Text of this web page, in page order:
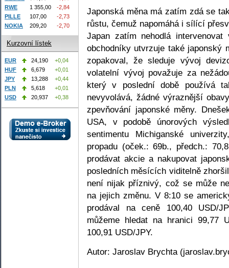
Japonská měna má zatím zdá se
růstu, čemuž napomáhá i sílící
Japan zatím nehodlá
obchodníky utvrzuje také japonský
zopakoval, že sleduje vývoj
volatelní vývoj považuje za
který v poslední době používá
nevyvolává, žádné výraznější
zpevňování japonské měny.
USA, v podobě únorových
sentimentu Michiganské
propadu (oček.: 69b., předch.:
prodávat akcie a nakupovat
posledních měsících viditelně
není nijak příznivý, což se může
na jejich změnu. V 8:10 se
prodával na ceně 100,40 USD/
můžeme hledat na hranici 99,77
100,91 USD/JPY.
Autor: Jaroslav Brychta
RWE
1 355,00
-2,84
PILLE
107,00
-2,73
NOKIA
209,20 -2,70
Kurzovní lístek
EUR 24,190
+0,04
HUF
6,679
+0,01
JPY
13,288
+0,44
PLN
5,618
+0,01
USD
20,937 +0,38